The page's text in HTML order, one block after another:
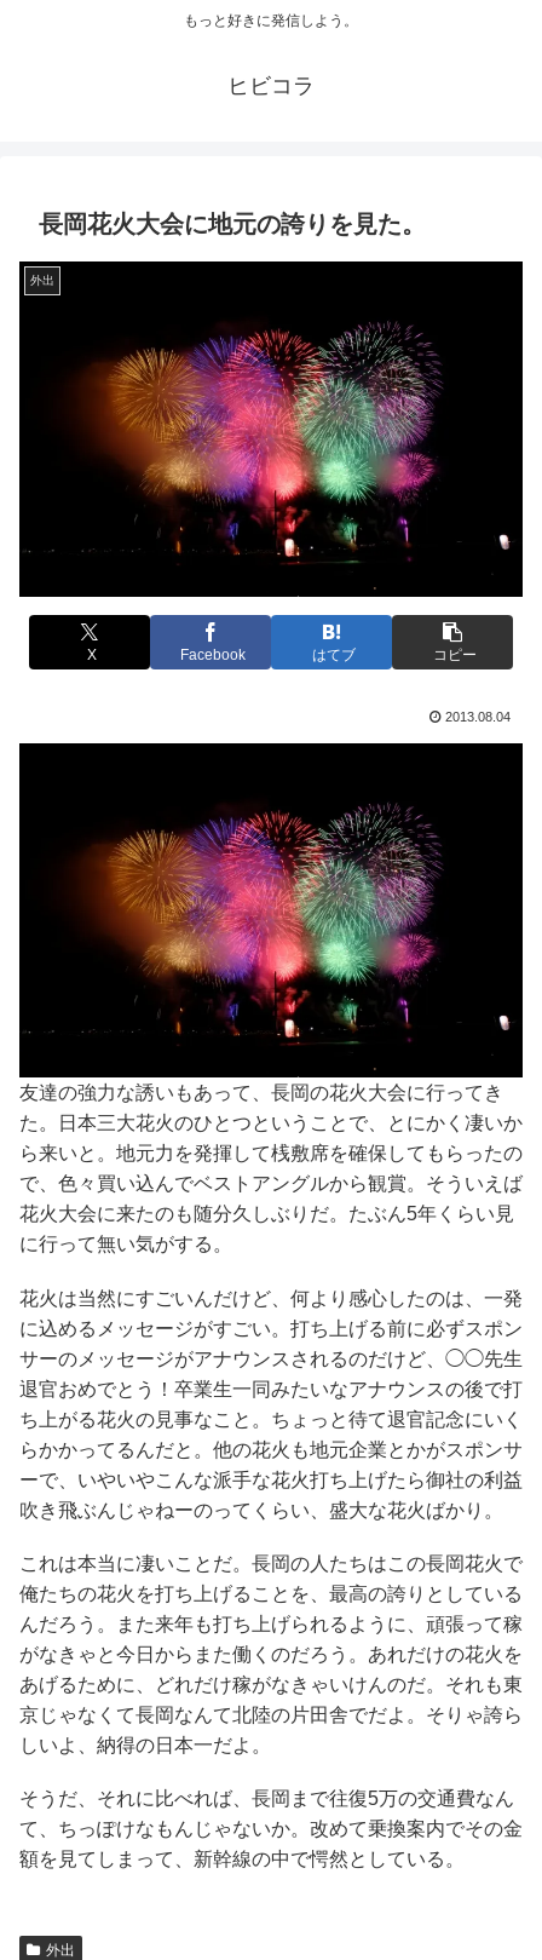
もっと好きに発信しよう。
ヒビコラ
長岡花火大会に地元の誇りを見た。
外出
X Facebook はてブ コピー
2013.08.04
友達の強力な誘いもあって、長岡の花火大会に行ってき
た。日本三大花火のひとつということで、とにかく凄いか
ら来いと。地元力を発揮して桟敷席を確保してもらったの
で、色々買い込んでベストアングルから観賞。そういえば
花火大会に来たのも随分久しぶりだ。たぶん5年くらい見
に行って無い気がする。
花火は当然にすごいんだけど、何より感心したのは、一発
に込めるメッセージがすごい。打ち上げる前に必ずスポン
サーのメッセージがアナウンスされるのだけど、◯◯先生
退官おめでとう！卒業生一同みたいなアナウンスの後で打
ち上がる花火の見事なこと。ちょっと待て退官記念にいく
らかかってるんだと。他の花火も地元企業とかがスポンサ
ーで、いやいやこんな派手な花火打ち上げたら御社の利益
吹き飛ぶんじゃねーのってくらい、盛大な花火ばかり。
これは本当に凄いことだ。長岡の人たちはこの長岡花火で
俺たちの花火を打ち上げることを、最高の誇りとしている
んだろう。また来年も打ち上げられるように、頑張って稼
がなきゃと今日からまた働くのだろう。あれだけの花火を
あげるために、どれだけ稼がなきゃいけんのだ。それも東
京じゃなくて長岡なんて北陸の片田舎でだよ。そりゃ誇ら
しいよ、納得の日本一だよ。
そうだ、それに比べれば、長岡まで往復5万の交通費なん
て、ちっぽけなもんじゃないか。改めて乗換案内でその金
額を見てしまって、新幹線の中で愕然としている。
外出